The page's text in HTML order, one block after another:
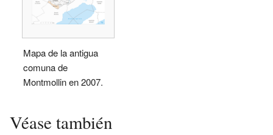
Mapa de la antigua
comuna de
Montmollin en 2007.
Véase también